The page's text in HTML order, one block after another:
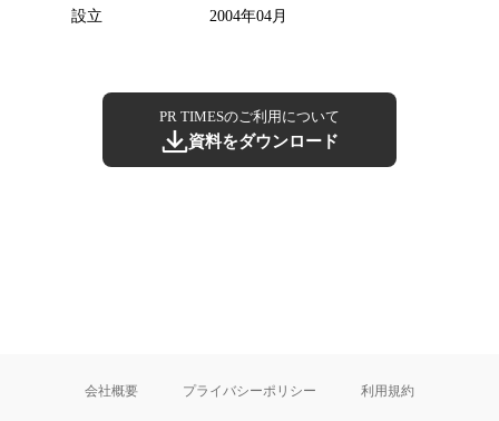
設立
2004年04月
PR TIMESのご利用について
資料をダウンロード
会社概要 プライバシーポリシー 利用規約